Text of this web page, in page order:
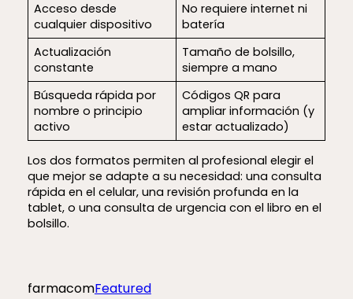
Acceso desde
cualquier dispositivo
No requiere internet ni
batería
Actualización
constante
Tamaño de bolsillo,
siempre a mano
Búsqueda rápida por
nombre o principio
activo
Códigos QR para
ampliar información (y
estar actualizado)
Los dos formatos permiten al profesional elegir el
que mejor se adapte a su necesidad: una consulta
rápida en el celular, una revisión profunda en la
tablet, o una consulta de urgencia con el libro en el
bolsillo.
farmacomFeatured